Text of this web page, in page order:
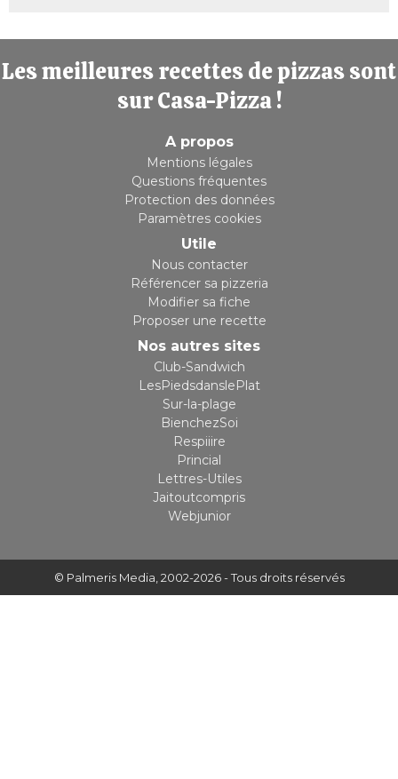
Les meilleures recettes de pizzas sont
sur Casa-Pizza !
A propos
Mentions légales
Questions fréquentes
Protection des données
Paramètres cookies
Utile
Nous contacter
Référencer sa pizzeria
Modifier sa fiche
Proposer une recette
Nos autres sites
Club-Sandwich
LesPiedsdanslePlat
Sur-la-plage
BienchezSoi
Respiiire
Princial
Lettres-Utiles
Jaitoutcompris
Webjunior
© Palmeris Media , 2002-2026 - Tous droits réservés